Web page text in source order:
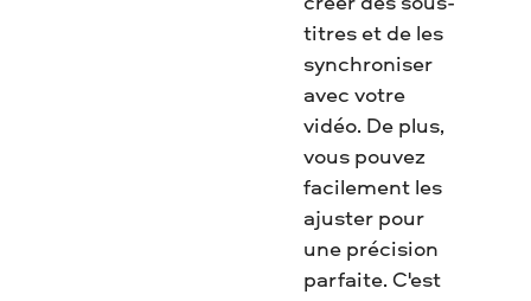
titres et de les
synchroniser
avec votre
vidéo. De plus,
vous pouvez
facilement les
ajuster pour
une précision
parfaite. C'est